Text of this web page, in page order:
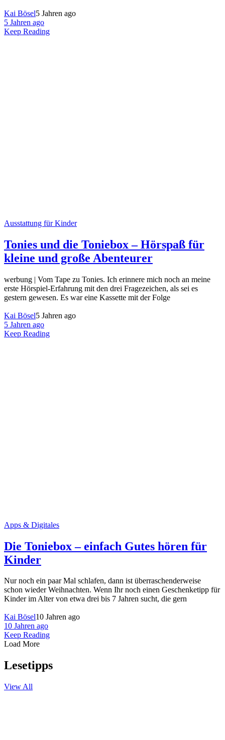
Kai Bösel5 Jahren ago
5 Jahren ago
Keep Reading
Ausstattung für Kinder
Tonies und die Toniebox – Hörspaß für
kleine und große Abenteurer
werbung | Vom Tape zu Tonies. Ich erinnere mich noch an meine
erste Hörspiel-Erfahrung mit den drei Fragezeichen, als sei es
gestern gewesen. Es war eine Kassette mit der Folge
Kai Bösel5 Jahren ago
5 Jahren ago
Keep Reading
Apps & Digitales
Die Toniebox – einfach Gutes hören für
Kinder
Nur noch ein paar Mal schlafen, dann ist überraschenderweise
schon wieder Weihnachten. Wenn Ihr noch einen Geschenketipp für
Kinder im Alter von etwa drei bis 7 Jahren sucht, die gern
Kai Bösel10 Jahren ago
10 Jahren ago
Keep Reading
Load More
Lesetipps
View All